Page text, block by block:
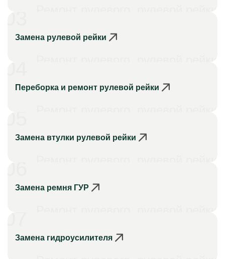
Замена рулевой рейки
Переборка и ремонт рулевой рейки
Замена втулки рулевой рейки
Замена ремня ГУР
Замена гидроусилителя